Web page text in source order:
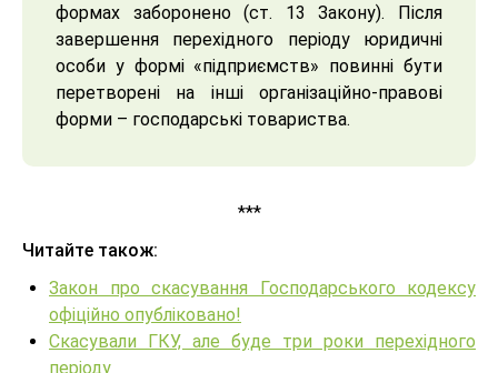
формах заборонено (ст. 13 Закону). Після
завершення перехідного періоду юридичні
особи у формі «підприємств» повинні бути
перетворені на інші організаційно-правові
форми – господарські товариства.
***
Читайте також:
Закон про скасування Господарського кодексу
офіційно опубліковано!
Скасували ГКУ, але буде три роки перехідного
періоду